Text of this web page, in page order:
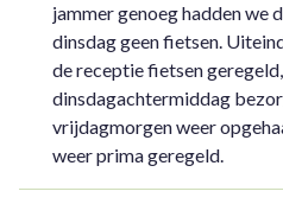
jammer genoeg hadden we
dinsdag geen fietsen.
de receptie fietsen
dinsdagachtermiddag
vrijdagmorgen weer
weer prima geregeld.